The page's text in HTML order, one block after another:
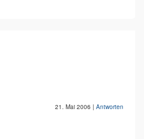
21. Mai 2006 | Antworten